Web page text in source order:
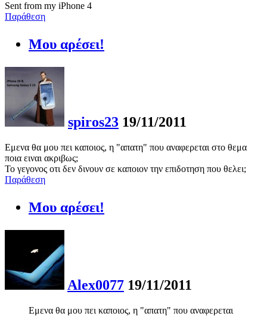
Sent from my iPhone 4
Παράθεση
Μου αρέσει!
spiros23 19/11/2011
Εμενα θα μου πει καποιος, η "απατη" που αναφερεται στο θεμα
ποια ειναι ακριβως;
Το γεγονος οτι δεν δινουν σε καποιον την επιδοτηση που θελει;
Παράθεση
Μου αρέσει!
Alex0077 19/11/2011
Εμενα θα μου πει καποιος, η "απατη" που αναφερεται